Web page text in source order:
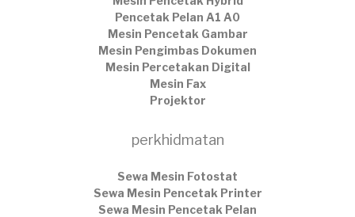
Pencetak Pelan A1 A0
Mesin Pencetak Gambar
Mesin Pengimbas Dokumen
Mesin Percetakan Digital
Mesin Fax
Projektor
perkhidmatan
Sewa Mesin Fotostat
Sewa Mesin Pencetak Printer
Sewa Mesin Pencetak Pelan